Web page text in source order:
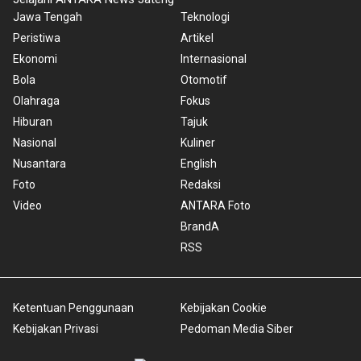
Jawa Tengah
Peristiwa
Ekonomi
Bola
Olahraga
Hiburan
Nasional
Nusantara
Foto
Video
Teknologi
Artikel
Internasional
Otomotif
Fokus
Tajuk
Kuliner
English
Redaksi
ANTARA Foto
BrandA
RSS
Ketentuan Penggunaan
Kebijakan Privasi
Kebijakan Cookie
Pedoman Media Siber